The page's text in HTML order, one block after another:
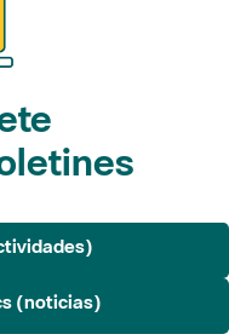
(noticias)